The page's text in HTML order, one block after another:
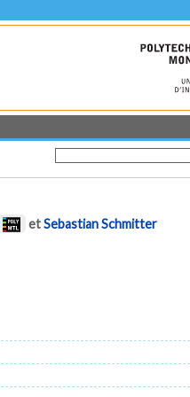
etSebastian Schmitter